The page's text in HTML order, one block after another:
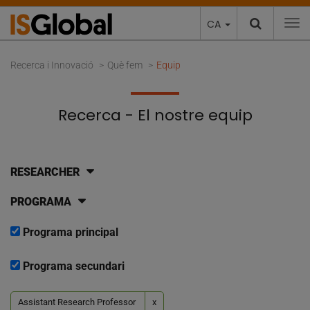
CA
Recerca i Innovació Què fem Equip
Recerca - El nostre equip
RESEARCHER
PROGRAMA
Programa principal
Programa secundari
Assistant Research Professor x